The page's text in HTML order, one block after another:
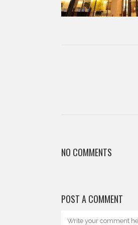
NO COMMENTS
POST A COMMENT